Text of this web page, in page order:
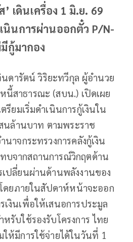
เดินเครื่อง 1 มิ.ย. 69
นินการผ่านออกตั๋ว P/N-
กู้มากอง
ดารัตน์ วิริยะทวีกุล ผู้อำนวย
นี้สาธารณะ (สบน.) เปิดเผย
รียมเริ่มดำเนินการกู้เงินใน
นล้านบาท ตามพระราช
าจกระทรวงการคลังกู้เงิน
บจากสถานการณ์วิกฤตด้าน
เปลี่ยนผ่านด้านพลังงานของ
ดยภายในสัปดาห์หน้าจะออก
เงินเพื่อให้เสนอการประมูล
หรับใช้รองรับโครงการ ไทย
ห้มีการใช้จ่ายได้ในวันที่ 1